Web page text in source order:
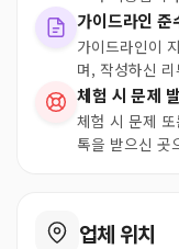
가이드라인 준
가이드라인이
며, 작성하신
체험 시 문제
체험 시 문제
톡을 받으신 곳
업체 위치